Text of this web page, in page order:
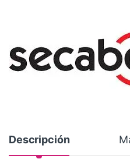
Descripción